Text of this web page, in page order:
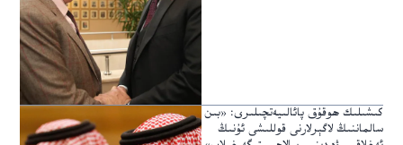
كىشىلىك ھوقۇق پائالىيەتچىلىرى: «بىن
سالماننىڭ لاگېرلارنى قوللىشى ئۇنىڭ